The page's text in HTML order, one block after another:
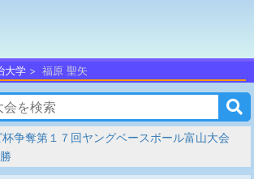
大学 福原 聖矢
争奪第１７回ヤングベースボール富山大会